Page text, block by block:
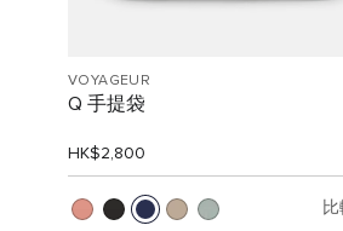
VOYAGEUR
Q 手提袋
HK$2,800
比